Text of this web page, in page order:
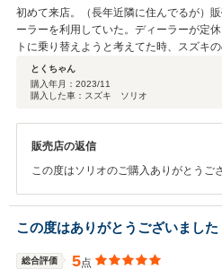
初めて来店。（長年近隣に住んでるが）
ーラーを利用していた。ディーラーが定
トに乗り替えようと考えてた時、スズキ
て決めた。値引良い。
とくちゃん
購入年月： 2023/11
購入した車：スズキ ソリオ
販売店の返信
この度はソリオのご購入ありがとうご
参りますので、今後とも何卒宜しくお
この度はありがとうございました
総合評価 5点